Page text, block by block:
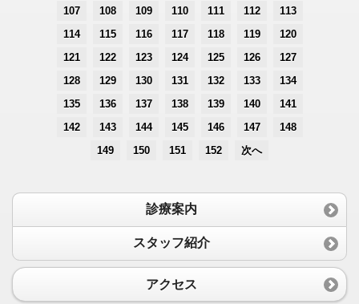
107
108 109 110 111 112
113
114
115 116 117 118 119
120
121
122 123 124 125 126
127
128
129 130 131 132 133
134
135
136 137 138 139 140
141
142
143 144 145 146 147
148
149
150 151 152 次へ
診療案内
スタッフ紹介
アクセス